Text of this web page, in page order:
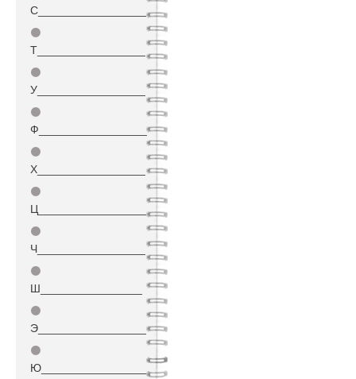
С_________________
⚫
Т_________________
⚫
У_________________
⚫
Ф_________________
⚫
Х_________________
⚫
Ц_________________
⚫
Ч_________________
⚫
Ш________________
⚫
Э_________________
⚫
Ю_________________